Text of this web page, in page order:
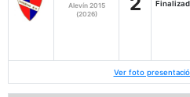
Alevín 2015
(2026)
Ver foto